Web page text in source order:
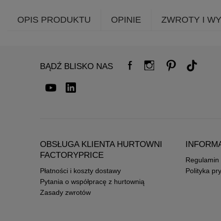
OPIS PRODUKTU OPINIE ZWROTY I
BĄDŹ BLISKO NAS
OBSŁUGA KLIENTA HURTOWNI
FACTORYPRICE
Płatności i koszty dostawy
Pytania o współpracę z hurtownią
Zasady zwrotów
Regulamin
Polityka